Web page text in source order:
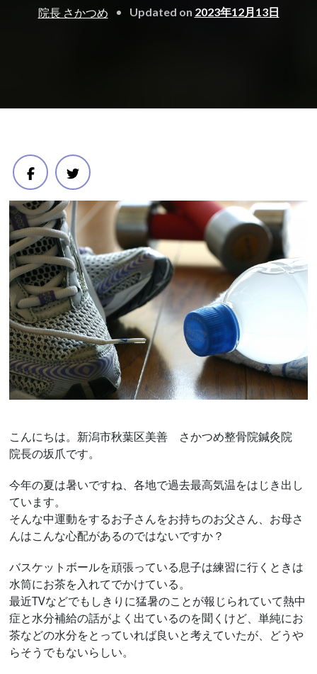
院長 さかつめ Updated on 2023年12月13日
こんにちは。新潟市秋葉区美善 さかつめ整骨院鍼灸院
院長の坂爪です。
今年の夏は暑いですね、各地で過去最高気温をはじき出し
ています。
そんな中運動をするお子さんをお持ちのお父さん、お母さ
んはこんな心配があるのではないですか？
バスケットボールを頑張っている息子は練習に行くときは
水筒にお茶を入れてでかけている。
最近TVなどでもしきりに猛暑のことが報じられていて熱中
症と水分補給の話がよく出ているのを聞くけど、単純にお
茶などの水分をとっていれば良いと考えていたが、どうや
らそうでもないらしい。